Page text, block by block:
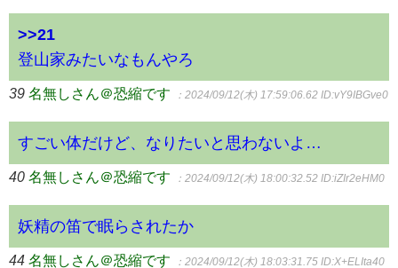
>>21
登山家みたいなもんやろ
39 名無しさん＠恐縮です ：2024/09/12(木) 17:59:06.62 ID:vY9IBGve0
すごい体だけど、なりたいと思わないよ…
40 名無しさん＠恐縮です ：2024/09/12(木) 18:00:32.52 ID:iZIr2eHM0
妖精の笛で眠らされたか
44 名無しさん＠恐縮です ：2024/09/12(木) 18:03:31.75 ID:X+ELIta40